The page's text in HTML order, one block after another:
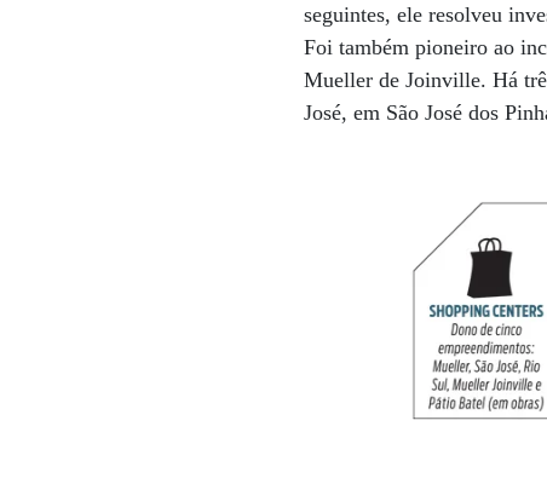
seguintes, ele resolveu
Foi também pioneiro ao
Mueller de Joinville. Há
José, em São José dos